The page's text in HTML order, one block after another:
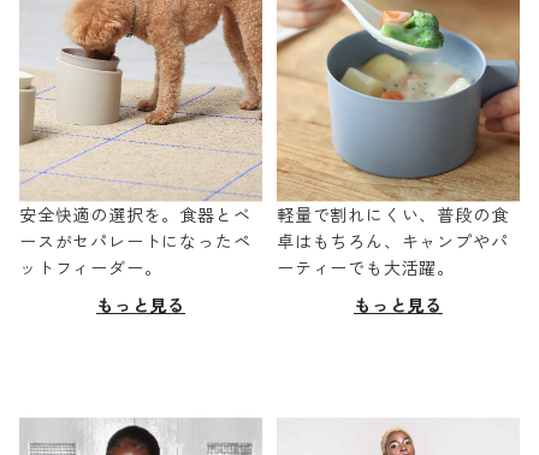
安全快適の選択を。食器とベ
ースがセパレートになったペ
ットフィーダー。
もっと見る
軽量で割れにくい、普段の食
卓はもちろん、キャンプやパ
ーティーでも大活躍。
もっと見る